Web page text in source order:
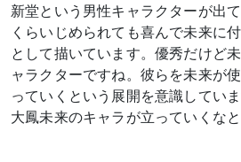
新堂という男性キャラクターが出
くらいじめられても喜んで未来に
として描いています。優秀だけど
ャラクターですね。彼らを未来が
っていくという展開を意識してい
大鳳未来のキャラが立っていくなと